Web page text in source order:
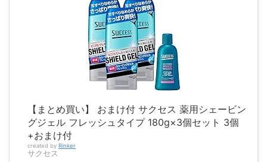
【まとめ買い】 おまけ付 サクセス 薬用シェービン
グジェル フレッシュタイプ 180g×3個セット 3個
+おまけ付
created by Rinker
サクセス